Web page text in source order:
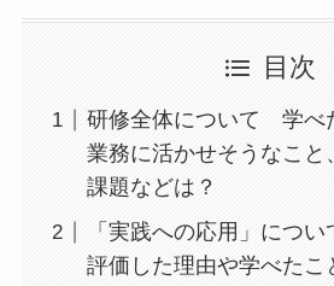
目次
研修全体について 学べ
業務に活かせそうなこと
課題などは？
「実践への応用」につ
評価した理由や学べたこ